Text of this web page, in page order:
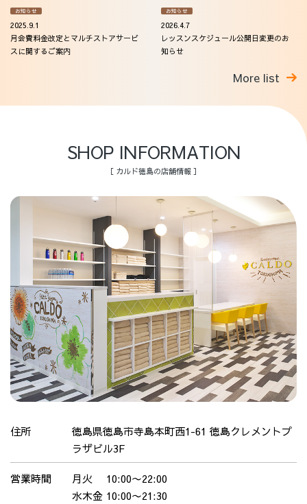
お知らせ
2025.9.1
月会費料金改定とマルチストアサービ
スに関するご案内
お知らせ
2026.4.7
レッスンスケジュール公開日変更のお
知らせ
More list
SHOP INFORMATION
［ カルド徳島の店舗情報 ］
住所
徳島県徳島市寺島本町西1-61 徳島クレメントプ
ラザビル3F
営業時間
月火 10:00〜22:00
水木金 10:00〜21:30